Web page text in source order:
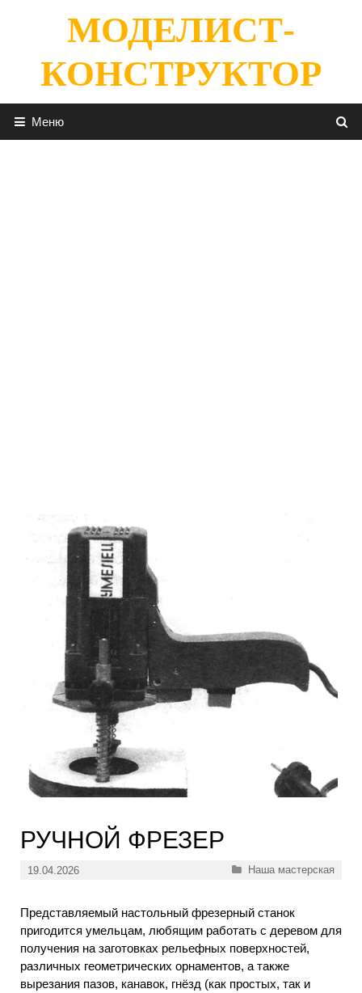
содержимомуМОДЕЛИСТ-
КОНСТРУКТОР
Меню
РУЧНОЙ ФРЕЗЕР
19.04.2026 Рубрики
Наша мастерская
Представляемый настольный фрезерный станок
пригодится умельцам, любящим работать с деревом для
получения на заготовках рельефных поверхностей,
различных геометрических орнаментов, а также
вырезания пазов, канавок, гнёзд (как простых, так и